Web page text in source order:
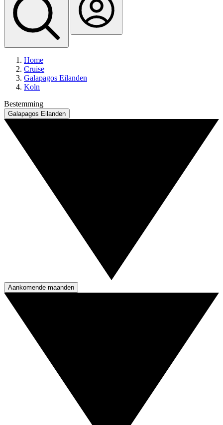
Home
Cruise
Galapagos Eilanden
Koln
Bestemming
Galapagos Eilanden
Aankomende maanden